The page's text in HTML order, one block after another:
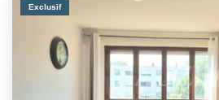
Exclusif